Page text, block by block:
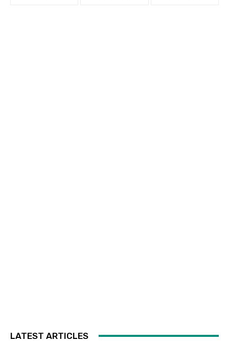
LATEST ARTICLES